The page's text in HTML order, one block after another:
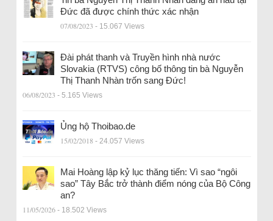
Đức đã được chính thức xác nhận
07/08/2023 - 15.067 Views
Đài phát thanh và Truyền hình nhà nước
Slovakia (RTVS) công bố thông tin bà Nguyễn
Thị Thanh Nhàn trốn sang Đức!
06/08/2023 - 5.165 Views
Ủng hộ Thoibao.de
15/02/2018 - 24.057 Views
Mai Hoàng lập kỷ lục thăng tiến: Vì sao “ngôi
sao” Tây Bắc trở thành điểm nóng của Bộ Công
an?
11/05/2026 - 18.502 Views